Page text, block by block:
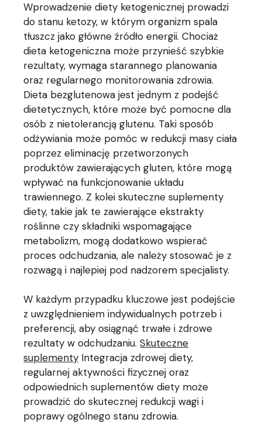
Wprowadzenie diety ketogenicznej prowadzi
do stanu ketozy, w którym organizm spala
tłuszcz jako główne źródło energii. Chociaż
dieta ketogeniczna może przynieść szybkie
rezultaty, wymaga starannego planowania
oraz regularnego monitorowania zdrowia.
Dieta bezglutenowa jest jednym z podejść
dietetycznych, które może być pomocne dla
osób z nietolerancją glutenu. Taki sposób
odżywiania może pomóc w redukcji masy ciała
poprzez eliminację przetworzonych
produktów zawierających gluten, które mogą
wpływać na funkcjonowanie układu
trawiennego. Z kolei skuteczne suplementy
diety, takie jak te zawierające ekstrakty
roślinne czy składniki wspomagające
metabolizm, mogą dodatkowo wspierać
proces odchudzania, ale należy stosować je z
rozwagą i najlepiej pod nadzorem specjalisty.
W każdym przypadku kluczowe jest podejście
z uwzględnieniem indywidualnych potrzeb i
preferencji, aby osiągnąć trwałe i zdrowe
rezultaty w odchudzaniu.Skuteczne
suplementy Integracja zdrowej diety,
regularnej aktywności fizycznej oraz
odpowiednich suplementów diety może
prowadzić do skutecznej redukcji wagi i
poprawy ogólnego stanu zdrowia.